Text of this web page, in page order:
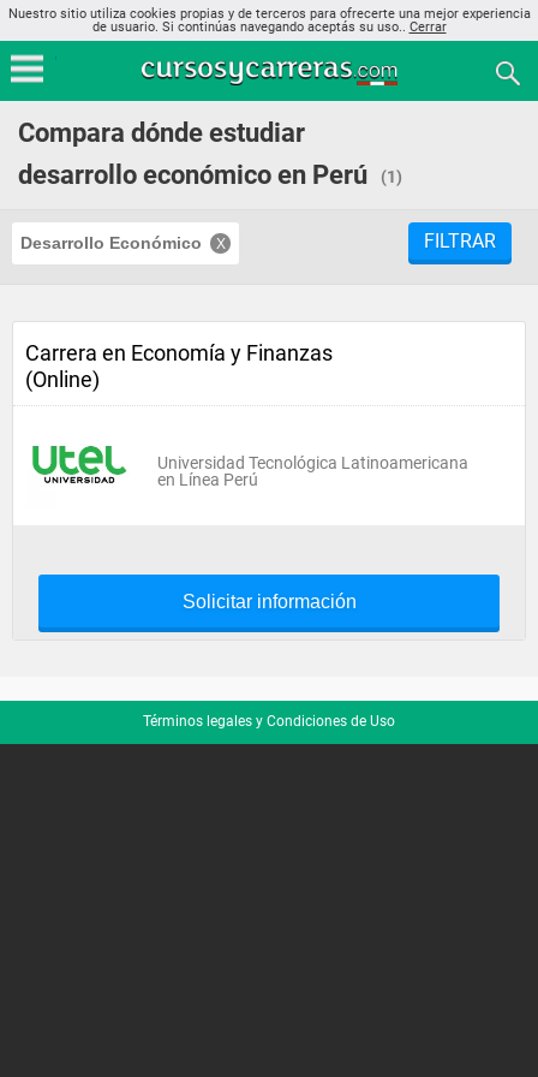
Nuestro sitio utiliza cookies propias y de terceros para ofrecerte una mejor experiencia
de usuario. Si continúas navegando aceptás su uso.. Cerrar
Compara dónde estudiar
desarrollo económico en Perú
(1)
Desarrollo Económico FILTRAR
Carrera en Economía y Finanzas
(Online)
Universidad Tecnológica Latinoamericana
en Línea Perú
Solicitar información
Términos legales y Condiciones de Uso